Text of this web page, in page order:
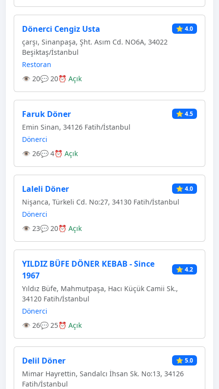
Dönerci Cengiz Usta ⭐ 4.0
çarşı, Sinanpaşa, Şht. Asım Cd. NO6A, 34022
Beşiktaş/İstanbul
Restoran
👁 20💬 20⏰ Açık
Faruk Döner ⭐ 4.5
Emin Sinan, 34126 Fatih/İstanbul
Dönerci
👁 26💬 4⏰ Açık
Laleli Döner ⭐ 4.0
Nişanca, Türkeli Cd. No:27, 34130 Fatih/İstanbul
Dönerci
👁 23💬 20⏰ Açık
YILDIZ BÜFE DÖNER KEBAB - Since
1967
⭐ 4.2
Yıldız Büfe, Mahmutpaşa, Hacı Küçük Camii Sk.,
34120 Fatih/İstanbul
Dönerci
👁 26💬 25⏰ Açık
Delil Döner ⭐ 5.0
Mimar Hayrettin, Sandalcı İhsan Sk. No:13, 34126
Fatih/İstanbul